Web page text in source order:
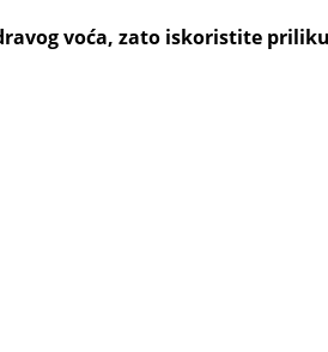
voća, zato iskoristite